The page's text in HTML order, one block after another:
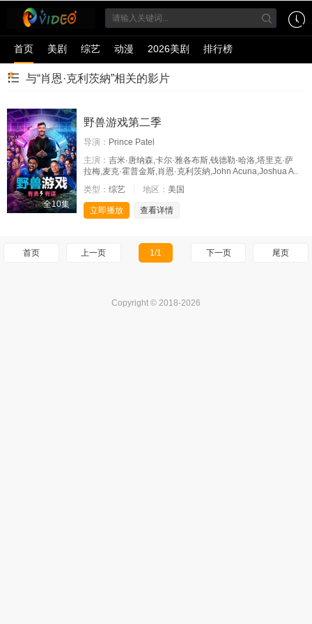
首页 美剧 综艺 动漫 2026美剧 排行榜
与“肖恩·克利茨納”相关的影片
全10集
野兽游戏第二季
导演： Prince Patel
主演： 吉米·唐纳森,卡尔·雅各布斯,钱德勒·哈洛,塔里克·萨
拉梅,麦克·霍普金斯,肖恩·克利茨納,John Acuna,Joshua A..
类型： 综艺 地区： 美国
立即播放 查看详情
首页 上一页 1/1 下一页 尾页
Copyright © 2018-2026